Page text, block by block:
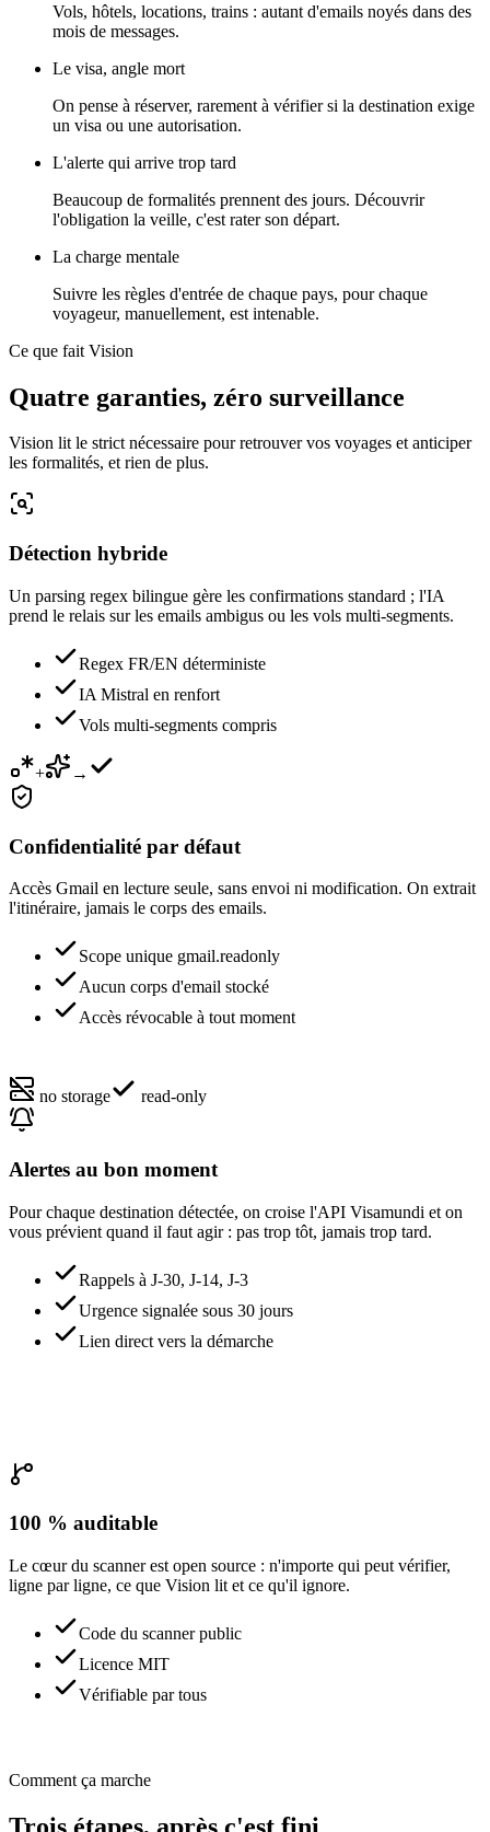
Vols, hôtels, locations, trains : autant d'emails noyés dans des
mois de messages.
Le visa, angle mort
On pense à réserver, rarement à vérifier si la destination exige
un visa ou une autorisation.
L'alerte qui arrive trop tard
Beaucoup de formalités prennent des jours. Découvrir
l'obligation la veille, c'est rater son départ.
La charge mentale
Suivre les règles d'entrée de chaque pays, pour chaque
voyageur, manuellement, est intenable.
Ce que fait Vision
Quatre garanties, zéro surveillance
Vision lit le strict nécessaire pour retrouver vos voyages et anticiper
les formalités, et rien de plus.
Détection hybride
Un parsing regex bilingue gère les confirmations standard ; l'IA
prend le relais sur les emails ambigus ou les vols multi-segments.
Regex FR/EN déterministe
IA Mistral en renfort
Vols multi-segments compris
+ →
Confidentialité par défaut
Accès Gmail en lecture seule, sans envoi ni modification. On extrait
l'itinéraire, jamais le corps des emails.
Scope unique gmail.readonly
Aucun corps d'email stocké
Accès révocable à tout moment
no storage read-only
Alertes au bon moment
Pour chaque destination détectée, on croise l'API Visamundi et on
vous prévient quand il faut agir : pas trop tôt, jamais trop tard.
Rappels à J-30, J-14, J-3
Urgence signalée sous 30 jours
Lien direct vers la démarche
100 % auditable
Le cœur du scanner est open source : n'importe qui peut vérifier,
ligne par ligne, ce que Vision lit et ce qu'il ignore.
Code du scanner public
Licence MIT
Vérifiable par tous
Comment ça marche